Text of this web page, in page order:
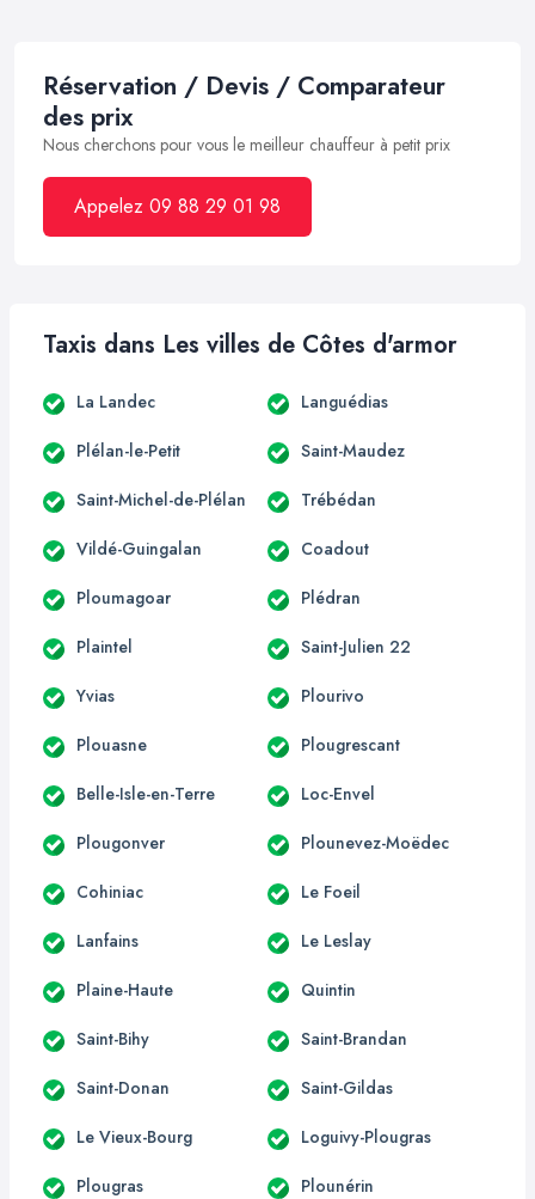
Réservation / Devis / Comparateur
des prix
Nous cherchons pour vous le meilleur chauffeur à petit prix
Appelez 09 88 29 01 98
Taxis dans Les villes de Côtes d'armor
La Landec Languédias
Plélan-le-Petit Saint-Maudez
Saint-Michel-de-Plélan Trébédan
Vildé-Guingalan Coadout
Ploumagoar Plédran
Plaintel Saint-Julien 22
Yvias Plourivo
Plouasne Plougrescant
Belle-Isle-en-Terre Loc-Envel
Plougonver Plounevez-Moëdec
Cohiniac Le Foeil
Lanfains Le Leslay
Plaine-Haute Quintin
Saint-Bihy Saint-Brandan
Saint-Donan Saint-Gildas
Le Vieux-Bourg Loguivy-Plougras
Plougras Plounérin